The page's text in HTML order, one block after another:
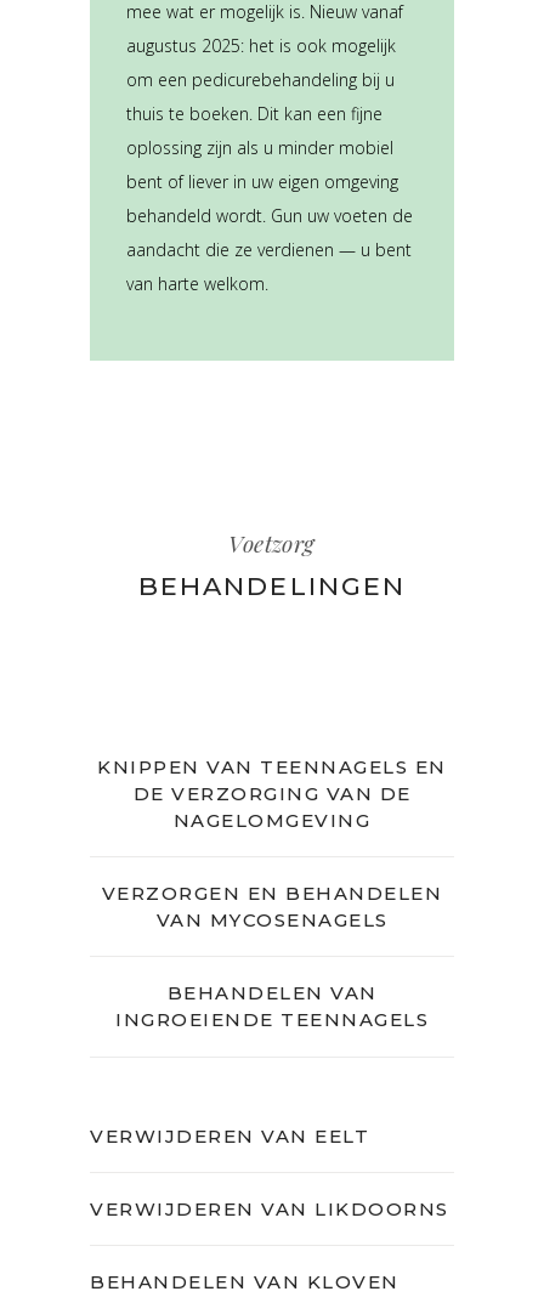
mee wat er mogelijk is. Nieuw vanaf
augustus 2025: het is ook mogelijk
om een pedicurebehandeling bij u
thuis te boeken. Dit kan een fijne
oplossing zijn als u minder mobiel
bent of liever in uw eigen omgeving
behandeld wordt. Gun uw voeten de
aandacht die ze verdienen — u bent
van harte welkom.
Voetzorg
BEHANDELINGEN
KNIPPEN VAN TEENNAGELS EN
DE VERZORGING VAN DE
NAGELOMGEVING
VERZORGEN EN BEHANDELEN
VAN MYCOSENAGELS
BEHANDELEN VAN
INGROEIENDE TEENNAGELS
VERWIJDEREN VAN EELT
VERWIJDEREN VAN LIKDOORNS
BEHANDELEN VAN KLOVEN